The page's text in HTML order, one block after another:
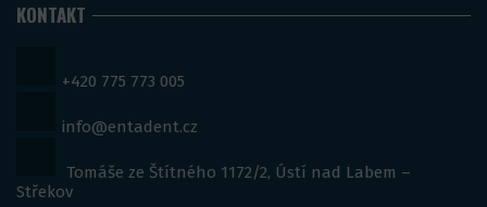
KONTAKT
+420 775 773 005
info@entadent.cz
Tomáše ze Štítného 1172/2, Ústí nad Labem –
Střekov